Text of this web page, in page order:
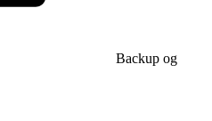
Backup og